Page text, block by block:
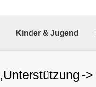
Kinder & Jugend
,Unterstützung